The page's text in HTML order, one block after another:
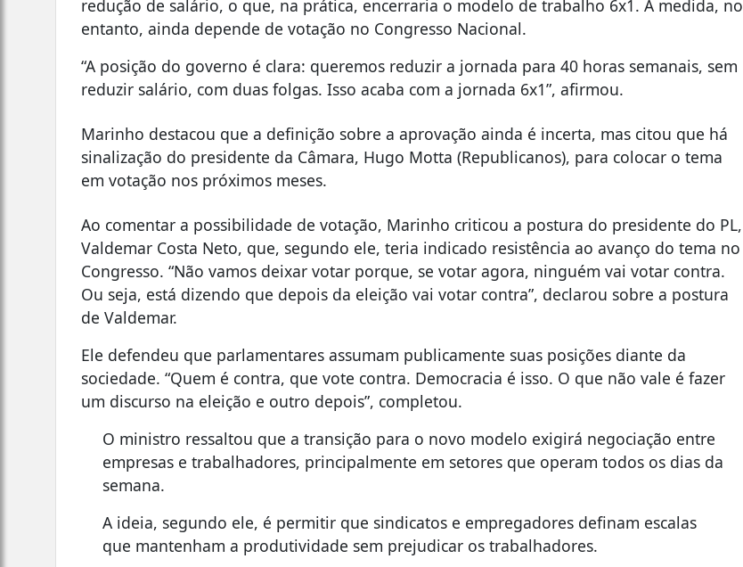
redução de salário, o que, na prática, encerraria o modelo de trabalho 6x1. A medida, no
entanto, ainda depende de votação no Congresso Nacional.
“A posição do governo é clara: queremos reduzir a jornada para 40 horas semanais, sem
reduzir salário, com duas folgas. Isso acaba com a jornada 6x1”, afirmou.
Marinho destacou que a definição sobre a aprovação ainda é incerta, mas citou que há
sinalização do presidente da Câmara, Hugo Motta (Republicanos), para colocar o tema
em votação nos próximos meses.
Ao comentar a possibilidade de votação, Marinho criticou a postura do presidente do PL,
Valdemar Costa Neto, que, segundo ele, teria indicado resistência ao avanço do tema no
Congresso. “Não vamos deixar votar porque, se votar agora, ninguém vai votar contra.
Ou seja, está dizendo que depois da eleição vai votar contra”, declarou sobre a postura
de Valdemar.
Ele defendeu que parlamentares assumam publicamente suas posições diante da
sociedade. “Quem é contra, que vote contra. Democracia é isso. O que não vale é fazer
um discurso na eleição e outro depois”, completou.
O ministro ressaltou que a transição para o novo modelo exigirá negociação entre
empresas e trabalhadores, principalmente em setores que operam todos os dias da
semana.
A ideia, segundo ele, é permitir que sindicatos e empregadores definam escalas
que mantenham a produtividade sem prejudicar os trabalhadores.